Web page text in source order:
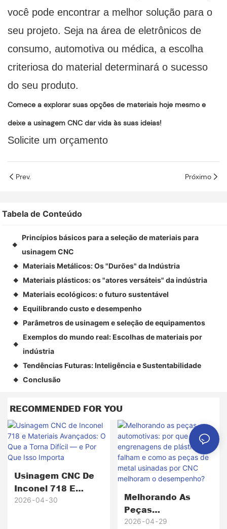
você pode encontrar a melhor solução para o
seu projeto. Seja na área de eletrônicos de
consumo, automotiva ou médica, a escolha
criteriosa do material determinará o sucesso
do seu produto.
Comece a explorar suas opções de materiais hoje mesmo e
deixe a usinagem CNC dar vida às suas ideias!
Solicite um orçamento
Prev. Próximo
Tabela de Conteúdo
◆
Princípios básicos para a seleção de materiais para
usinagem CNC
◆ Materiais Metálicos: Os "Durões" da Indústria
◆ Materiais plásticos: os "atores versáteis" da indústria
◆ Materiais ecológicos: o futuro sustentável
◆ Equilibrando custo e desempenho
◆ Parâmetros de usinagem e seleção de equipamentos
◆
Exemplos do mundo real: Escolhas de materiais por
indústria
◆ Tendências Futuras: Inteligência e Sustentabilidade
◆ Conclusão
RECOMMENDED FOR YOU
Usinagem CNC De
Inconel 718 E
Materiais
2026 04 30
Melhorando As
Peças
Automotivas: Por
2026 04 29